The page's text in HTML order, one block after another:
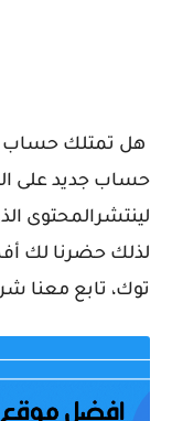
هل تمتلك حساب
حساب جديد على
لينتشرالمحتوى
لذلك حضرنا لك
توك، تابع معنا